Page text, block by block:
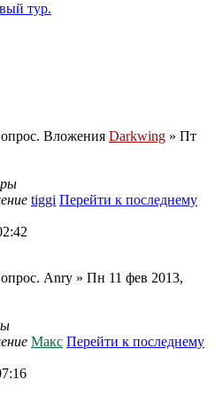
тур.
Вложения Darkwing » Пт
tiggi Перейти к последнему
Anry » Пн 11 фев 2013,
Макс Перейти к последнему